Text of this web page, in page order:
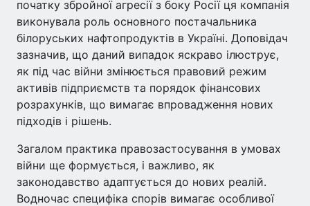
початку збройної агресії з боку Росії ця компанія
виконувала роль основного постачальника
білоруських нафтопродуктів в Україні. Доповідач
зазначив, що даний випадок яскраво ілюструє,
як під час війни змінюється правовий режим
активів підприємств та порядок фінансових
розрахунків, що вимагає впровадження нових
підходів і рішень.
Загалом практика правозастосування в умовах
війни ще формується, і важливо, як
законодавство адаптується до нових реалій.
Водночас специфіка спорів вимагає особливої